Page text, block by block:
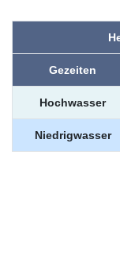
Gezeiten
Hochwasser
Niedrigwasser